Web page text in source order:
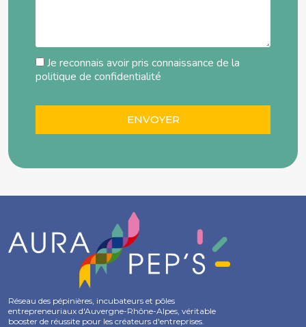
Je reconnais avoir pris connaissance de la
politique de confidentialité
Réseau des pépinières, incubateurs et pôles
entrepreneuriaux d'Auvergne-Rhône-Alpes, véritable
booster de réussite pour les créateurs d'entreprises.